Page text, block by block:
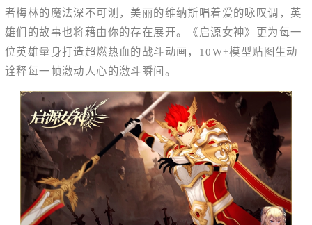
者梅林的魔法深不可测，美丽的维纳斯唱着爱的咏叹调，英
雄们的故事也将藉由你的存在展开。《启源女神》更为每一
位英雄量身打造超燃热血的战斗动画，10W+模型贴图生动
诠释每一帧激动人心的激斗瞬间。